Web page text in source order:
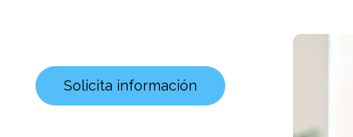
Solicita información